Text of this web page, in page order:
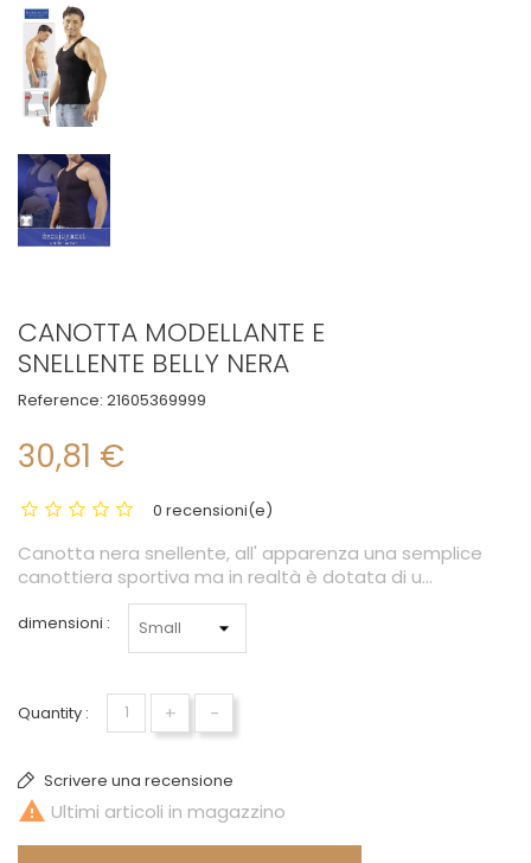
CANOTTA MODELLANTE E
SNELLENTE BELLY NERA
Reference: 21605369999
30,81 €
0 recensioni(e)
Canotta nera snellente, all' apparenza una semplice
canottiera sportiva ma in realtà è dotata di u...
dimensioni :
Quantity : + -
Scrivere una recensione
 Ultimi articoli in magazzino